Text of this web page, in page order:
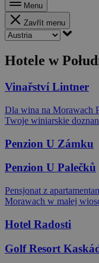
Menu
Zavřít menu
Hotele w
Vinařství Lintner
Dla wina na Morawach
Twoje winiarskie
Penzion U Zámku
Penzion U Palečků
Pensjonat z
Morawach w małej
Hotel Radosti
Golf Resort